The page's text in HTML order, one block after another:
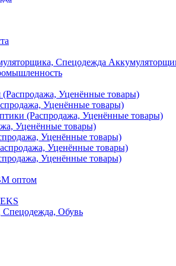
Спецодежда
Уценённые товары)
Уценённые товары)
(Распродажа, Уценённые товары)
Уценённые товары)
Уценённые товары)
Уценённые товары)
Уценённые товары)
оптом
Обувь